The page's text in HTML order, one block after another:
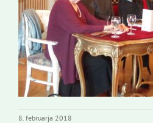
Novi odmev – naše glasilo
Založništvo
Koristne informacije
8. februarja 2018